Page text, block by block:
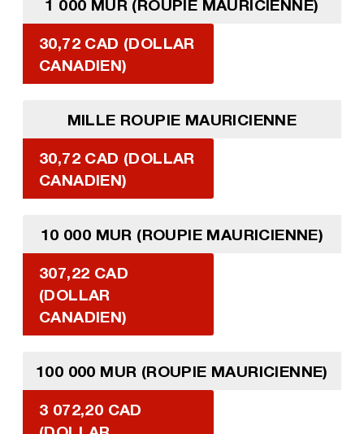
1 000 MUR (ROUPIE MAURICIENNE)
30,72 CAD (DOLLAR
CANADIEN)
MILLE ROUPIE MAURICIENNE
30,72 CAD (DOLLAR
CANADIEN)
10 000 MUR (ROUPIE MAURICIENNE)
307,22 CAD
(DOLLAR
CANADIEN)
100 000 MUR (ROUPIE MAURICIENNE)
3 072,20 CAD